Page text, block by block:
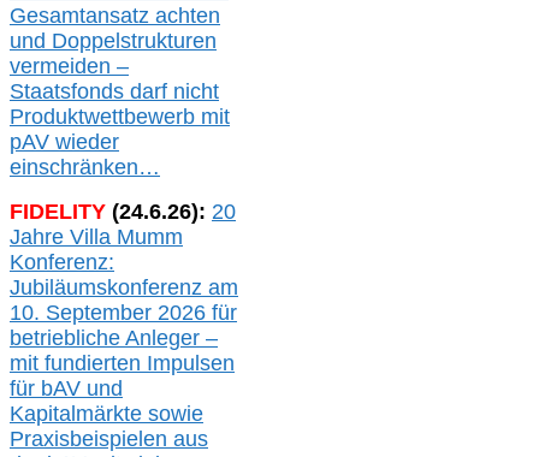
Gesamtansatz achten
und Doppelstrukturen
vermeiden –
Staatsfonds darf nicht
Produktwettbewerb mit
pAV wieder
einschränken…
FIDELITY (24.6.26): 20
Jahre Villa Mumm
Konferenz:
Jubiläumskonferenz am
10. September 2026 für
betriebliche Anleger –
mit fundierten Impulsen
für bAV und
Kapitalmärkte sowie
Praxisbeispielen aus